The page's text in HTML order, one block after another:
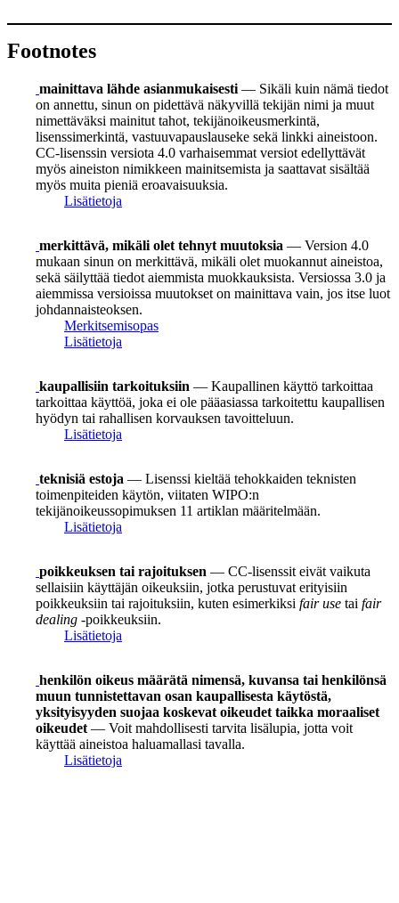
Footnotes
mainittava lähde asianmukaisesti — Sikäli kuin nämä tiedot
on annettu, sinun on pidettävä näkyvillä tekijän nimi ja muut
nimettäväksi mainitut tahot, tekijänoikeusmerkintä,
lisenssimerkintä, vastuuvapauslauseke sekä linkki aineistoon.
CC-lisenssin versiota 4.0 varhaisemmat versiot edellyttävät
myös aineiston nimikkeen mainitsemista ja saattavat sisältää
myös muita pieniä eroavaisuuksia.
Lisätietoja
merkittävä, mikäli olet tehnyt muutoksia — Version 4.0
mukaan sinun on merkittävä, mikäli olet muokannut aineistoa,
sekä säilyttää tiedot aiemmista muokkauksista. Versiossa 3.0 ja
aiemmissa versioissa muutokset on mainittava vain, jos itse luot
johdannaisteoksen.
Merkitsemisopas
Lisätietoja
kaupallisiin tarkoituksiin — Kaupallinen käyttö tarkoittaa
tarkoittaa käyttöä, joka ei ole pääasiassa tarkoitettu kaupallisen
hyödyn tai rahallisen korvauksen tavoitteluun.
Lisätietoja
teknisiä estoja — Lisenssi kieltää tehokkaiden teknisten
toimenpiteiden käytön, viitaten WIPO:n
tekijänoikeussopimuksen 11 artiklan määritelmään.
Lisätietoja
poikkeuksen tai rajoituksen — CC-lisenssit eivät vaikuta
sellaisiin käyttäjän oikeuksiin, jotka perustuvat erityisiin
poikkeuksiin tai rajoituksiin, kuten esimerkiksi fair use tai fair
dealing -poikkeuksiin.
Lisätietoja
henkilön oikeus määrätä nimensä, kuvansa tai henkilönsä
muun tunnistettavan osan kaupallisesta käytöstä,
yksityisyyden suojaa koskevat oikeudet taikka moraaliset
oikeudet — Voit mahdollisesti tarvita lisälupia, jotta voit
käyttää aineistoa haluamallasi tavalla.
Lisätietoja